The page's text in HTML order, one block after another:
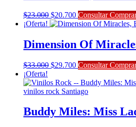
$23.000 El
precio
$23.000.
$20.700El
precio
es:
$20.700.
Consultar
¡Oferta!
Dimension Of
$33.000 El
original
era:
$29.700El
actual
es:
Consultar
¡Oferta!
Buddy Miles: Miss